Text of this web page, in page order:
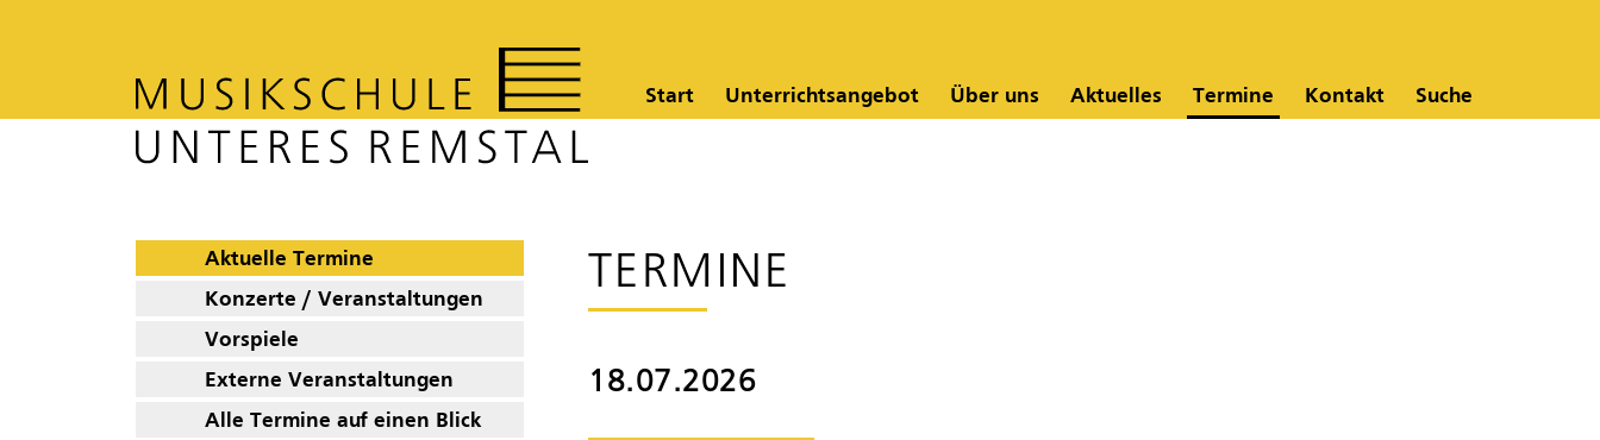
Start Unterrichtsangebot Über uns Aktuelles Termine Kontakt Suche
TERMINE
18.07.2026
Aktuelle Termine
Konzerte / Veranstaltungen
Vorspiele
Externe Veranstaltungen
Alle Termine auf einen Blick